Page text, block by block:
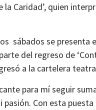
la Caridad’, quien
sábados se presenta
del regreso de
a la cartelera
para mí seguir
Con esta